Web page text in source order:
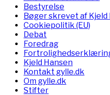
Bestyrelse
Bøger skrevet af Kjeld
Cookiepolitik (EU)
Debat
Foredrag
Fortrolighedserklæring
Kjeld Hansen
Kontakt gylle.dk
Om gylle.dk
Stifter